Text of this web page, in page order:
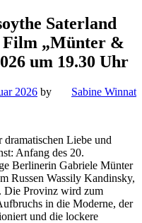
Saterland
Film „Münter &
um 19.30 Uhr
2026 by Sabine Winnat
dramatischen Liebe und
Anfang des 20.
Berlinerin Gabriele Münter
Russen Wassily Kandinsky,
Die Provinz wird zum
in die Moderne, der
und die lockere